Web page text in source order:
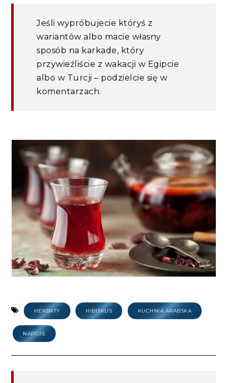
Jeśli wypróbujecie któryś z
wariantów albo macie własny
sposób na karkade, który
przywieźliście z wakacji w Egipcie
albo w Turcji – podzielcie się w
komentarzach.
HERBATY HIBISKUS KUCHNIA ARABSKA
NAPOJE